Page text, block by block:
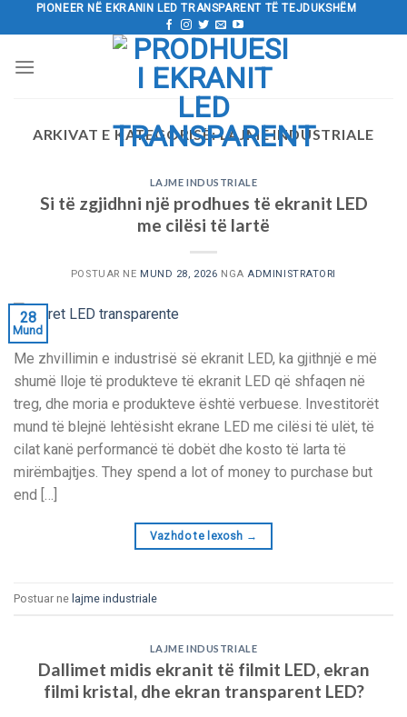
tek
PIONEER NË EKRANIN LED TRANSPARENT TË TEJDUKSHËM
ARKIVAT E KATEGORISË:LAJME INDUSTRIALE
LAJME INDUSTRIALE
Si të zgjidhni një prodhues të ekranit LED
me cilësi të lartë
POSTUAR NE MUND 28, 2026 NGAADMINISTRATORI
28
Mund
Me zhvillimin e industrisë së ekranit LED, ka gjithnjë e më
shumë lloje të produkteve të ekranit LED që shfaqen në
treg, dhe moria e produkteve është verbuese. Investitorët
mund të blejnë lehtësisht ekrane LED me cilësi të ulët, të
cilat kanë performancë të dobët dhe kosto të larta të
mirëmbajtjes. They spend a lot of money to purchase but
end […]
Vazhdo te lexosh →
Postuar ne lajme industriale
LAJME INDUSTRIALE
Dallimet midis ekranit të filmit LED, ekran
filmi kristal, dhe ekran transparent LED?